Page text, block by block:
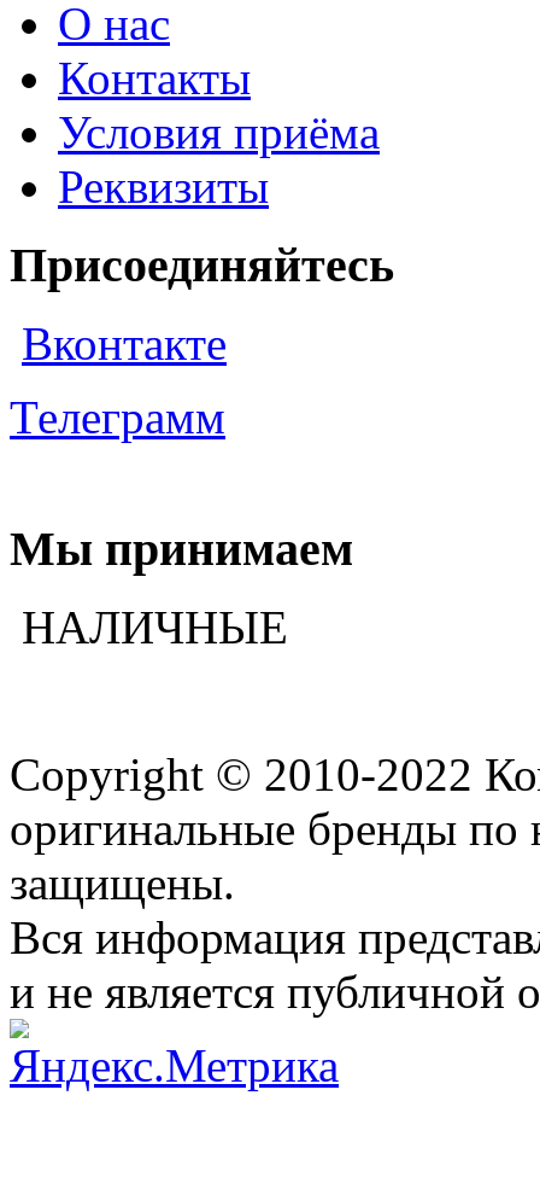
О нас
Контакты
Условия приёма
Реквизиты
Присоединяйтесь
Вконтакте
Телеграмм
Мы принимаем
НАЛИЧНЫЕ
Copyright © 2010-2022
оригинальные бренды по
защищены.
Вся информация
и не является публичной